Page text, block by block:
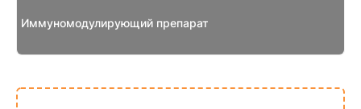
Иммуномодулирующий препарат